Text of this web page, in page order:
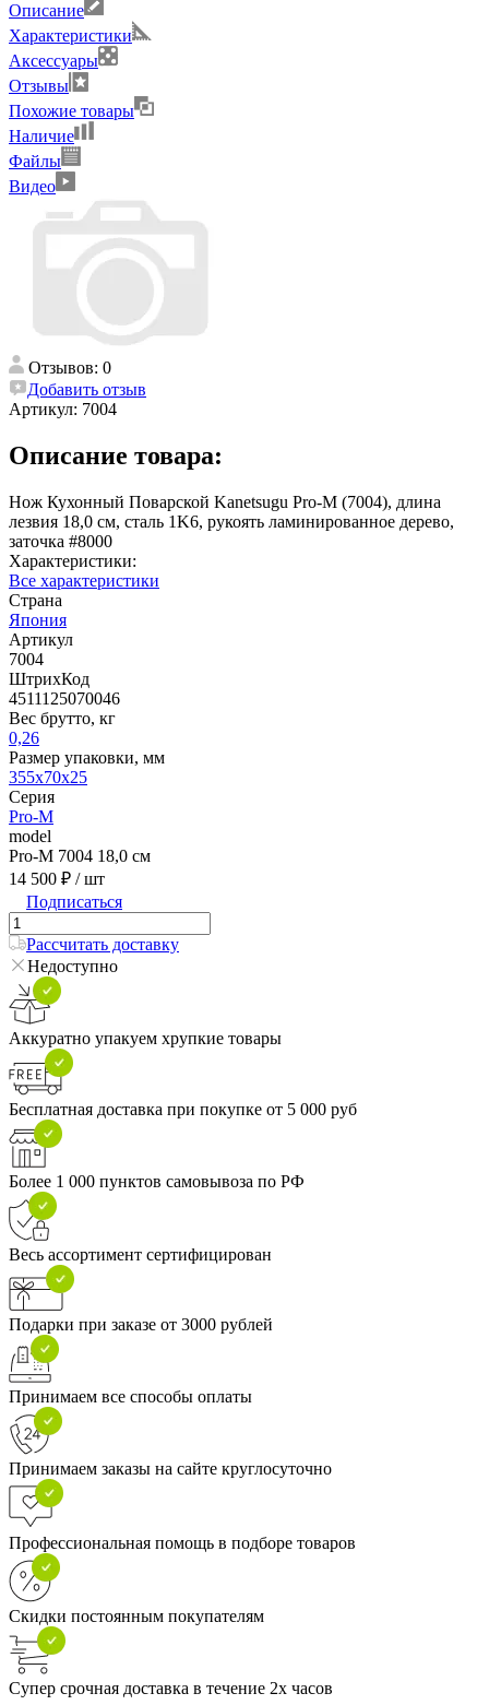
Описание
Характеристики
Аксессуары
Отзывы
Похожие товары
Наличие
Файлы
Видео
Отзывов: 0
Добавить отзыв
Артикул: 7004
Описание товара:
Нож Кухонный Поварской Kanetsugu Pro-M (7004), длина
лезвия 18,0 см, сталь 1K6, рукоять ламинированное дерево,
заточка #8000
Характеристики:
Все характеристики
Страна
Япония
Артикул
7004
ШтрихКод
4511125070046
Вес брутто, кг
0,26
Размер упаковки, мм
355x70x25
Серия
Pro-M
model
Pro-M 7004 18,0 см
14 500 ₽ / шт
Подписаться
Рассчитать доставку
Недоступно
Аккуратно упакуем хрупкие товары
Бесплатная доставка при покупке от 5 000 руб
Более 1 000 пунктов самовывоза по РФ
Весь ассортимент сертифицирован
Подарки при заказе от 3000 рублей
Принимаем все способы оплаты
Принимаем заказы на сайте круглосуточно
Профессиональная помощь в подборе товаров
Скидки постоянным покупателям
Супер срочная доставка в течение 2х часов